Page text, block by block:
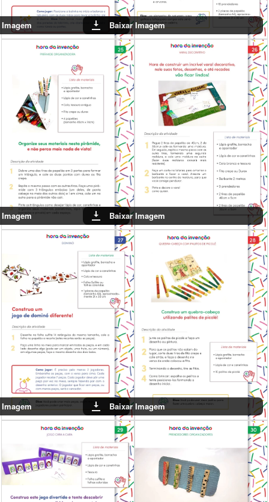
Baixar Imagem Baixar Imagem
Baixar Imagem Baixar Imagem
Baixar Imagem Baixar Imagem